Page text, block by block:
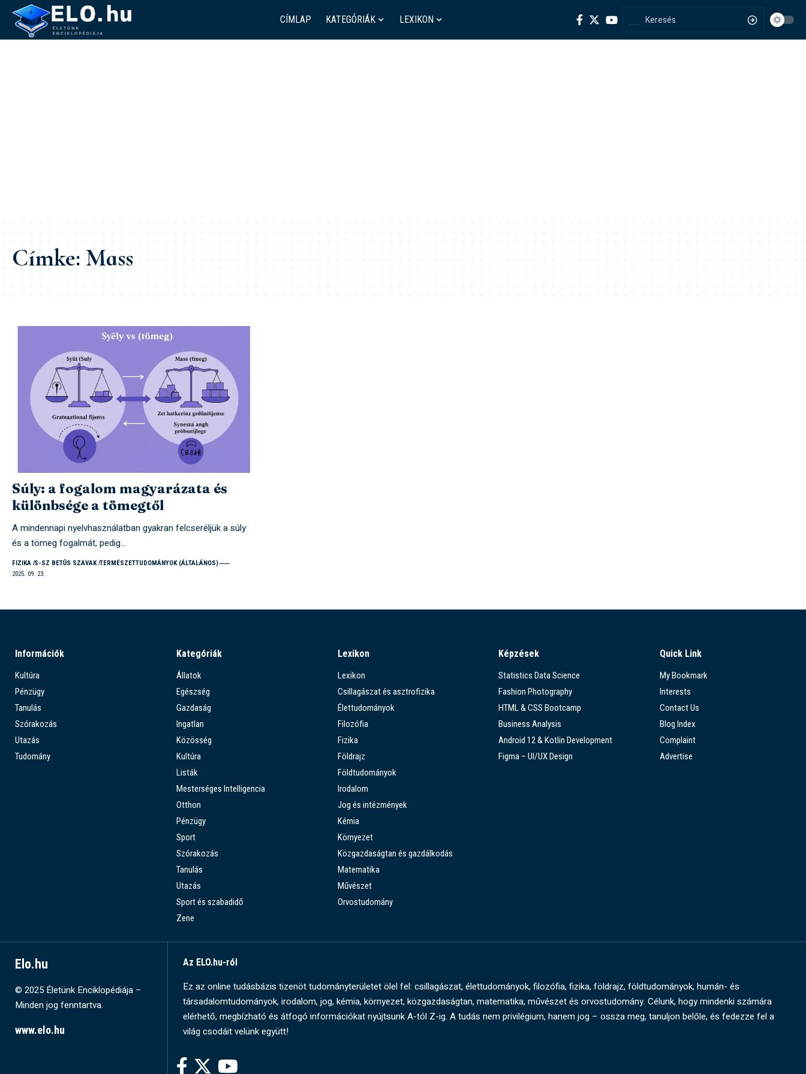
CÍMLAP KATEGÓRIÁK LEXIKON
Címke:Mass
Súly: a fogalom magyarázata és
különbsége a tömegtől
A mindennapi nyelvhasználatban gyakran felcseréljük a súly
és a tömeg fogalmát, pedig…
FIZIKA S-SZ BETŰS SZAVAK TERMÉSZETTUDOMÁNYOK (ÁLTALÁNOS)
2025. 09. 23.
Információk
Kultúra
Pénzügy
Tanulás
Szórakozás
Utazás
Tudomány
Kategóriák
Állatok
Egészség
Gazdaság
Ingatlan
Közösség
Kultúra
Listák
Mesterséges Intelligencia
Otthon
Pénzügy
Sport
Szórakozás
Tanulás
Utazás
Sport és szabadidő
Zene
Lexikon
Lexikon
Csillagászat és asztrofizika
Élettudományok
Filozófia
Fizika
Földrajz
Földtudományok
Irodalom
Jog és intézmények
Kémia
Környezet
Közgazdaságtan és gazdálkodás
Matematika
Művészet
Orvostudomány
Képzések
Statistics Data Science
Fashion Photography
HTML & CSS Bootcamp
Business Analysis
Android 12 & Kotlin Development
Figma – UI/UX Design
Quick Link
My Bookmark
Interests
Contact Us
Blog Index
Complaint
Advertise
Elo.hu
© 2025 Életünk Enciklopédiája –
Minden jog fenntartva.
www.elo.hu
Az ELO.hu-ról
Ez az online tudásbázis tizenöt tudományterületet ölel fel: csillagászat, élettudományok, filozófia, fizika, földrajz, földtudományok, humán- és
társadalomtudományok, irodalom, jog, kémia, környezet, közgazdaságtan, matematika, művészet és orvostudomány. Célunk, hogy mindenki számára
elérhető, megbízható és átfogó információkat nyújtsunk A-tól Z-ig. A tudás nem privilégium, hanem jog – ossza meg, tanuljon belőle, és fedezze fel a
világ csodáit velünk együtt!